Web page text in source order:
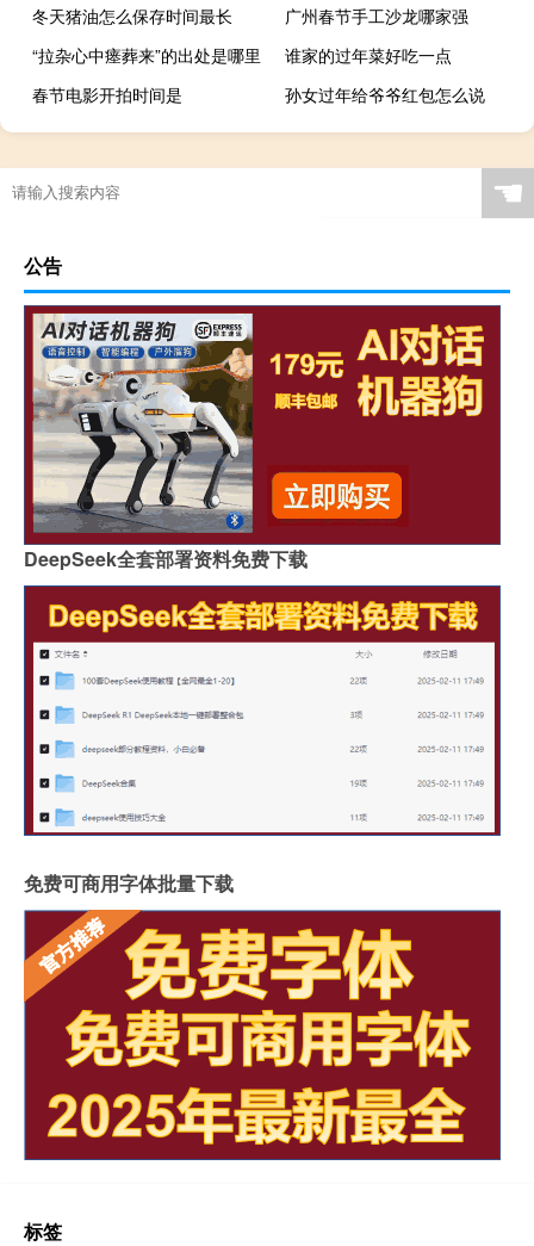
冬天猪油怎么保存时间最长
广州春节手工沙龙哪家强
“拉杂心中瘗葬来”的出处是哪里
谁家的过年菜好吃一点
春节电影开拍时间是
孙女过年给爷爷红包怎么说
☚
公告
DeepSeek全套部署资料免费下载
免费可商用字体批量下载
标签